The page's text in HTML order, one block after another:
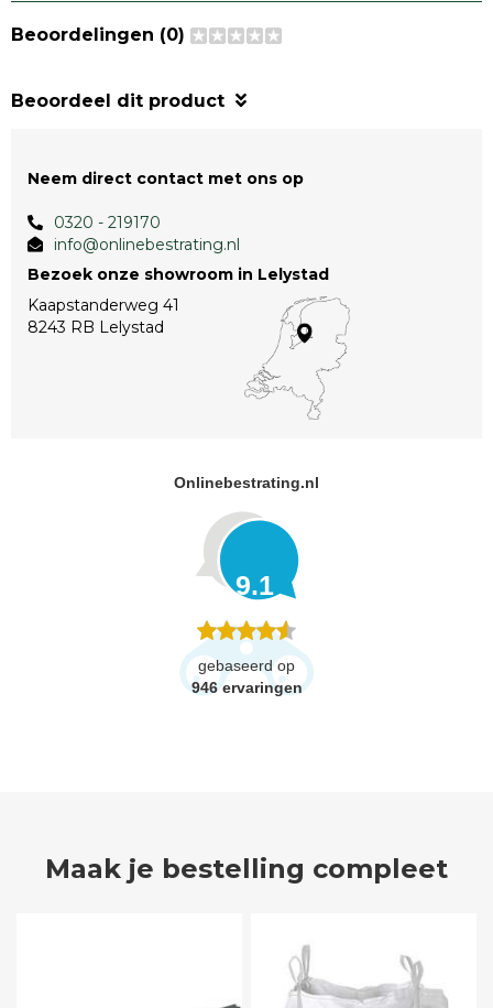
Beoordelingen (0)
Beoordeel dit product
Neem direct contact met ons op
0320 - 219170
info@onlinebestrating.nl
Bezoek onze showroom in Lelystad
Kaapstanderweg 41
8243 RB Lelystad
Onlinebestrating.nl
9.1
gebaseerd op
946 ervaringen
Maak je bestelling compleet